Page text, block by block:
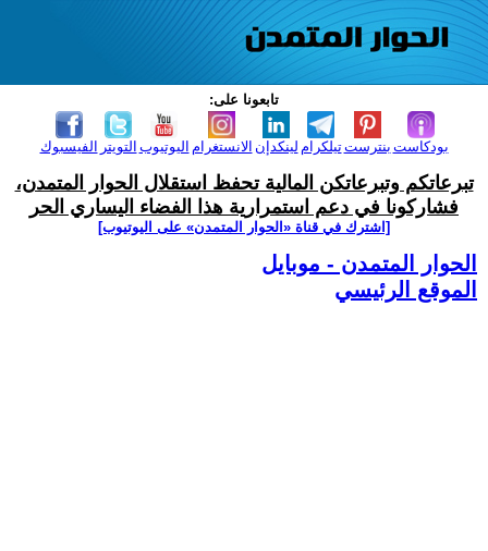
تابعونا على:
الفيسبوك التويتر اليوتيوب الانستغرام لينكدإن تيلكرامبنترست بودكاست
تبرعاتكم وتبرعاتكن المالية تحفظ استقلال الحوار المتمدن،
فشاركونا في دعم استمرارية هذا الفضاء اليساري الحر
[اشترك في قناة ‫«الحوار المتمدن» على اليوتيوب]
الحوار المتمدن - موبايل
الموقع الرئيسي